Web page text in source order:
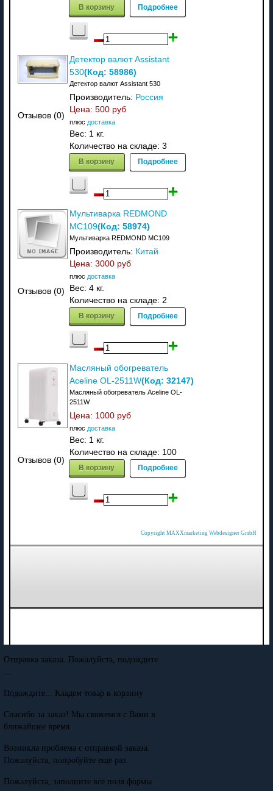
В корзину Подробнее
Отзывов (0)
Детектор валют Assistant
530(Код: 58986)
Детектор валют Assistant 530
Производитель: Россия
Цена: 500 руб
плюс доставка
Вес: 1 кг.
Количество на складе: 3
В корзину Подробнее
Отзывов (0)
Мультиварка REDMOND
MC109(Код: 58974)
Мультиварка REDMOND MC109
Производитель: Китай
Цена: 3000 руб
плюс доставка
Вес: 4 кг.
Количество на складе: 2
В корзину Подробнее
Отзывов (0)
Масляный обогреватель
Aceline OL-2511W(Код: 32147)
Масляный обогреватель Aceline OL-
2511W
Цена: 1000 руб
плюс доставка
Вес: 1 кг.
Количество на складе: 100
В корзину Подробнее
Copyright MAXXmarketing Webdesigner GmbH
Отправка заказа. Пожалуйста, подождите
Подождите... Кладем товар в корзину
Спасибо за заказ! Мы свяжемся с Вами в
ближайшее время
Возникла проблема с отправкой заказа.
Пожалуйста, попробуйте еще раз.
Пожалуйста, заполните все поля формы